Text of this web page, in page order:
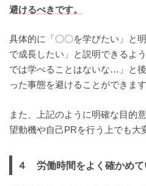
避けるべきです。
具体的に「〇〇を学びたい」と
で成長したい」と説明できるよ
では学べることはないな…」と
った事態を避けることができます
また、上記のように明確な目的
望動機や自己PRを行う上でも大
４ 労働時間をよく確かめて